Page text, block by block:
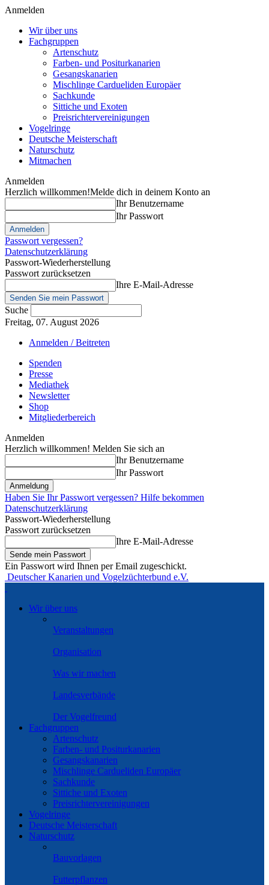
Anmelden
Wir über uns
Fachgruppen
Artenschutz
Farben- und Positurkanarien
Gesangskanarien
Mischlinge Cardueliden Europäer
Sachkunde
Sittiche und Exoten
Preisrichtervereinigungen
Vogelringe
Deutsche Meisterschaft
Naturschutz
Mitmachen
Anmelden
Herzlich willkommen!Melde dich in deinem Konto an
Ihr Benutzername
Ihr Passwort
Passwort vergessen?
Datenschutzerklärung
Passwort-Wiederherstellung
Passwort zurücksetzen
Ihre E-Mail-Adresse
Suche
Freitag, 07. August 2026
Anmelden / Beitreten
Spenden
Presse
Mediathek
Newsletter
Shop
Mitgliederbereich
Anmelden
Herzlich willkommen! Melden Sie sich an
Ihr Benutzername
Ihr Passwort
Haben Sie Ihr Passwort vergessen? Hilfe bekommen
Datenschutzerklärung
Passwort-Wiederherstellung
Passwort zurücksetzen
Ihre E-Mail-Adresse
Ein Passwort wird Ihnen per Email zugeschickt.
Deutscher Kanarien und Vogelzüchterbund e.V.
Wir über uns
Veranstaltungen
Organisation
Was wir machen
Landesverbände
Der Vogelfreund
Fachgruppen
Artenschutz
Farben- und Positurkanarien
Gesangskanarien
Mischlinge Cardueliden Europäer
Sachkunde
Sittiche und Exoten
Preisrichtervereinigungen
Vogelringe
Deutsche Meisterschaft
Naturschutz
Bauvorlagen
Futterpflanzen